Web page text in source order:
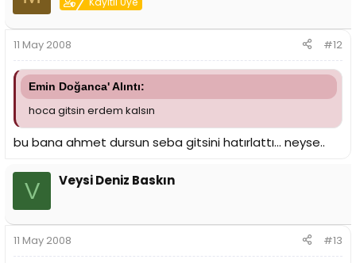
11 May 2008 #12
Emin Doğanca' Alıntı:
hoca gitsin erdem kalsın
bu bana ahmet dursun seba gitsini hatırlattı... neyse..
V Veysi Deniz Baskın
11 May 2008 #13